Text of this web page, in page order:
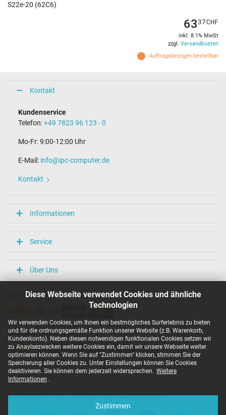
Diese Webseite verwendet Cookies und ähnliche
Technologien
Wir verwenden Cookies, um Ihnen ein bestmögliches Surferlebnis zu bieten
und für die ordnungsgemäße Funktion unserer Website (z.B. Warenkorb,
Kundenkonto). Neben diesen notwendigen funktionalen Cookies setzen wir
zu Anaylsezwecken weitere Cookies ein, damit wir unsere Webseite weiter
optimieren können. Wenn Sie auf "Zustimmen" klicken, stimmen Sie der
Speicherung aller Cookies zu. Unter Einstellungen können Sie Cookies
deaktivieren. Sie können dem jederzeit widersprechen. Weitere
Informationen .
Zustimmen
S22e-20 (62C6)
Auftragsbezogen bestellbar
6337CHF
inkl. 8.1% MwSt
zzgl. Versandkosten
Kontakt
Kundenservice
Telefon:+49 7823 96 123 - 0
Mo-Fr: 9:00-12:00 Uhr
E-Mail: info@ipc-computer.de
Kontakt
Informationen
Service
Über Uns
Unsere Versandarten
Unsere Zahlarten
Copyright ©
Alle Preise inkl. gesetzl. MwSt. zzgl. Versandkosten